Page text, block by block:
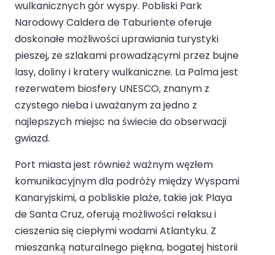
wulkanicznych gór wyspy. Pobliski Park
Narodowy Caldera de Taburiente oferuje
doskonałe możliwości uprawiania turystyki
pieszej, ze szlakami prowadzącymi przez bujne
lasy, doliny i kratery wulkaniczne. La Palma jest
rezerwatem biosfery UNESCO, znanym z
czystego nieba i uważanym za jedno z
najlepszych miejsc na świecie do obserwacji
gwiazd.
Port miasta jest również ważnym węzłem
komunikacyjnym dla podróży między Wyspami
Kanaryjskimi, a pobliskie plaże, takie jak Playa
de Santa Cruz, oferują możliwości relaksu i
cieszenia się ciepłymi wodami Atlantyku. Z
mieszanką naturalnego piękna, bogatej historii